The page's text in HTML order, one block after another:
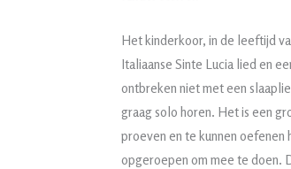
Het kinderkoor, in de leeftijd
Italiaanse Sinte Lucia lied en
ontbreken niet met een
graag solo horen. Het is een
proeven en te kunnen oefenen
opgeroepen om mee te doen.